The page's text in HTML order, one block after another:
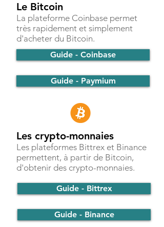
Le Bitcoin
La plateforme Coinbase permet
très rapidement et simplement
d'acheter du Bitcoin.
Guide - Coinbase
Guide - Paymium
Les crypto-monnaies
Les plateformes Bittrex et Binance
permettent, à partir de Bitcoin,
d'obtenir des crypto-monnaies.
Guide - Bittrex
Guide - Binance